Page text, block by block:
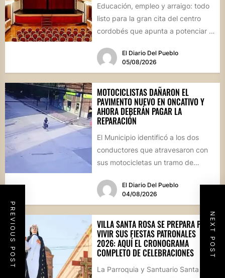
PREVIOUS POST NEXT POST
Educación, empleo y arraigo: todo
listo para la gran cita del centro
cordobés que apunta a potenciar el
El Diario Del Pueblo
05/08/2026
MOTOCICLISTAS DAÑARON EL
PAVIMENTO NUEVO EN ONCATIVO Y
AHORA DEBERÁN PAGAR LA
REPARACIÓN
El Municipio identificó a los dos
conductores que atravesaron con
sus motocicletas un tramo de
calle...
El Diario Del Pueblo
04/08/2026
VILLA SANTA ROSA SE PREPARA PARA
VIVIR SUS FIESTAS PATRONALES
2026: AQUÍ EL CRONOGRAMA
COMPLETO DE CELEBRACIONES
La Parroquia y Santuario Santa